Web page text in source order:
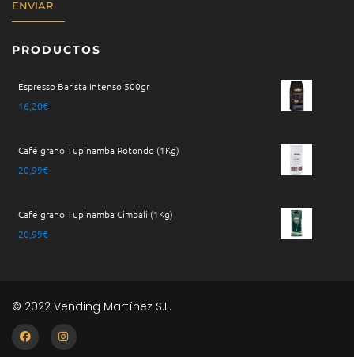
ENVIAR
PRODUCTOS
Espresso Barista Intenso 500gr
16,20€
Café grano Tupinamba Rotondo (1Kg)
20,99€
Café grano Tupinamba Cimbali (1Kg)
20,99€
© 2022 Vending Martínez S.L.